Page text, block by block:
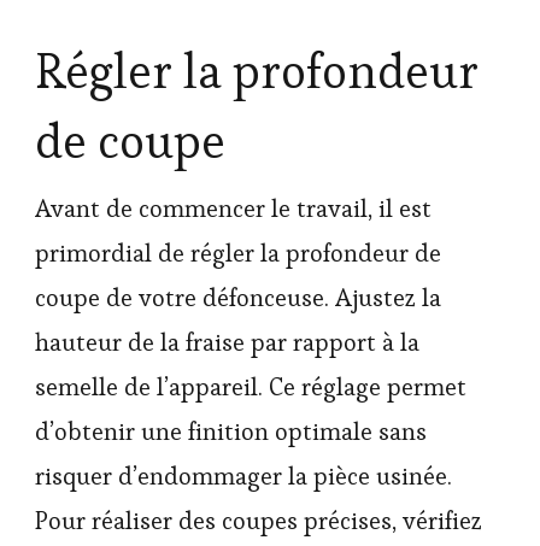
Régler la profondeur
de coupe
Avant de commencer le travail, il est
primordial de régler la profondeur de
coupe de votre défonceuse. Ajustez la
hauteur de la fraise par rapport à la
semelle de l’appareil. Ce réglage permet
d’obtenir une finition optimale sans
risquer d’endommager la pièce usinée.
Pour réaliser des coupes précises, vérifiez